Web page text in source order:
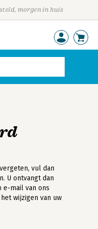
morgen in huis
vul dan
U ontvangt dan
e-mail van ons
wijzigen van uw